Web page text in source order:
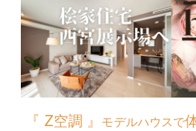
『 Z空調 』 モデルハウスで